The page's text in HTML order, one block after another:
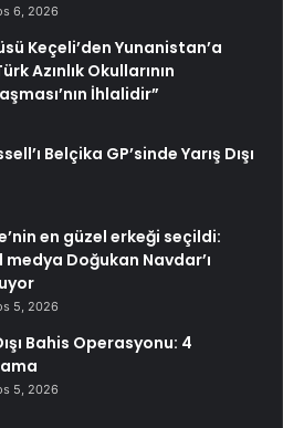
6, 2026
Keçeli’den Yunanistan’a
Azınlık Okullarının
İhlalidir”
Belçika GP’sinde Yarış Dışı
en güzel erkeği seçildi:
medya Doğukan Navdar’ı
5, 2026
Bahis Operasyonu: 4
5, 2026